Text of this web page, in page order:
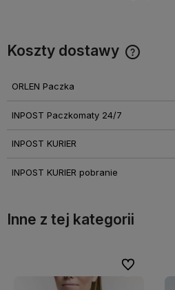
Koszty dostawy
ORLEN Paczka
INPOST Paczkomaty 24/7
INPOST KURIER
INPOST KURIER pobranie
Inne z tej kategorii
Do ulubionych
Do ulubionych